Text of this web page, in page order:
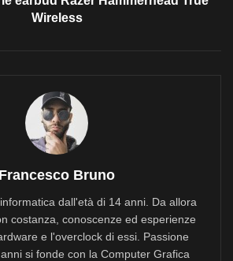
Wireless
Francesco Bruno
dall'età di 14 anni. Da allora
costanza, conoscenze ed esperienze
e l'overclock di essi. Passione
si fonde con la Computer Grafica